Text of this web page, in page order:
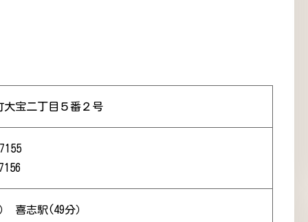
大宝二丁目５番２号
喜志駅(49分）